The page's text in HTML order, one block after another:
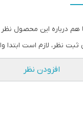
هم درباره این محصول نظر
ثبت نظر، لازم است
افزودن نظر